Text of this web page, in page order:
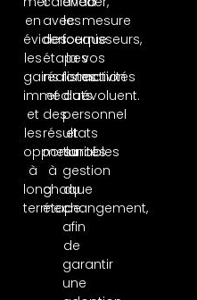
en
évidence
les
gains
immédiats
et
les
opportunités
à
long
terme.
avec
des
étapes
réalistes
et
des
résultats
mesurables
à
chaque
étape.
les
fournisseurs,
la
formation
du
personnel
et
la
gestion
du
changement,
afin
de
garantir
une
mesure
que
vos
activités
évoluent.